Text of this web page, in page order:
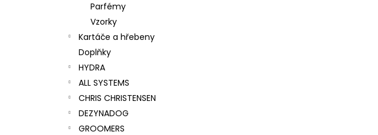
Parfémy
Vzorky
Kartáče a hřebeny
Doplňky
HYDRA
ALL SYSTEMS
CHRIS CHRISTENSEN
DEZYNADOG
GROOMERS